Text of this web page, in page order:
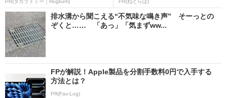
PR(タカラトミー｜Hugkum) PR(ねとらぼ)
排水溝から聞こえる“不気味な鳴き声” そーっとの
ぞくと…… 「あっ」「気まずww...
FPが解説！Apple製品を分割手数料0円で入手する
方法とは？
PR(Fav-Log)